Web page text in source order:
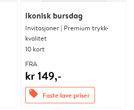
Ikonisk bursdag
Invitasjoner | Premium trykk-
kvalitet
10 kort
FRA
kr 149,-
offers Faste lave priser